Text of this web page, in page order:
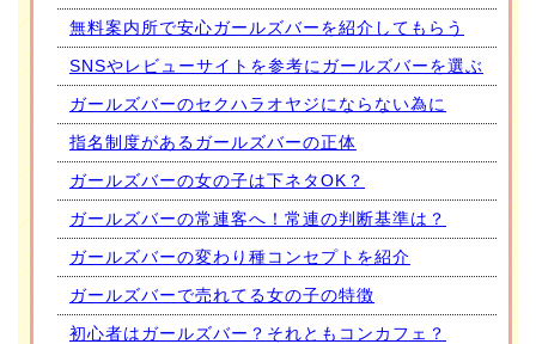
無料案内所で安心ガールズバーを紹介してもらう
SNSやレビューサイトを参考にガールズバーを選ぶ
ガールズバーのセクハラオヤジにならない為に
指名制度があるガールズバーの正体
ガールズバーの女の子は下ネタOK？
ガールズバーの常連客へ！常連の判断基準は？
ガールズバーの変わり種コンセプトを紹介
ガールズバーで売れてる女の子の特徴
初心者はガールズバー？それともコンカフェ？